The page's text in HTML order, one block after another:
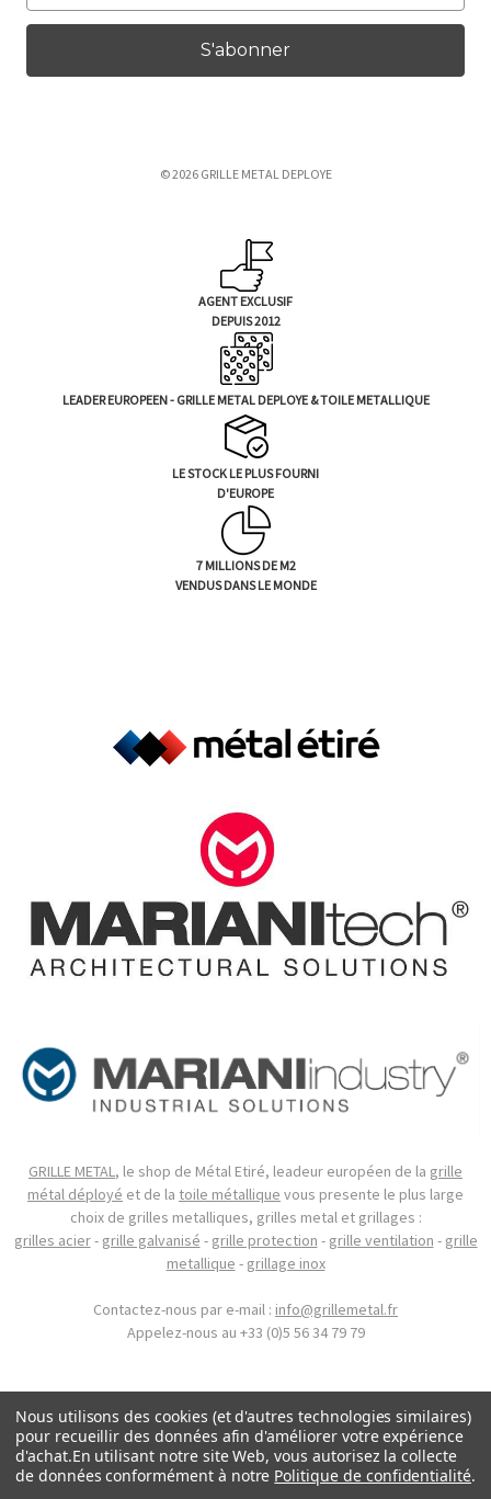
r
s
© 2026 GRILLE METAL DEPLOYE
AGENT EXCLUSIF
DEPUIS 2012
LEADER EUROPEEN - GRILLE METAL DEPLOYE & TOILE METALLIQUE
LE STOCK LE PLUS FOURNI
D'EUROPE
7 MILLIONS DE M2
VENDUS DANS LE MONDE
GRILLE METAL , le shop de Métal Etiré, leadeur européen de la grille
métal déployé et de la toile métallique vous presente le plus large
choix de grilles metalliques, grilles metal et grillages :
grilles acier- grille galvanisé - grille protection - grille ventilation - grille
metallique - grillage inox
Contactez-nous par e-mail : info@grillemetal.fr
Appelez-nous au +33 (0)5 56 34 79 79
Nous utilisons des cookies (et d'autres technologies similaires)
pour recueillir des données afin d'améliorer votre expérience
d'achat.En utilisant notre site Web, vous autorisez la collecte
de données conformément à notre Politique de confidentialité.